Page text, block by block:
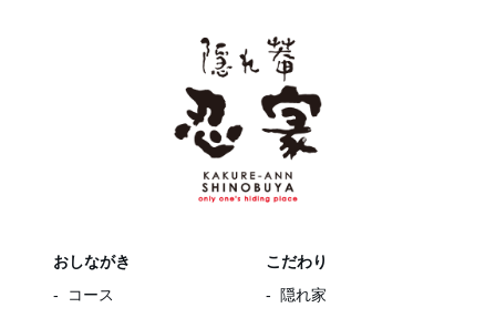
おしながき
コース
こだわり
隠れ家